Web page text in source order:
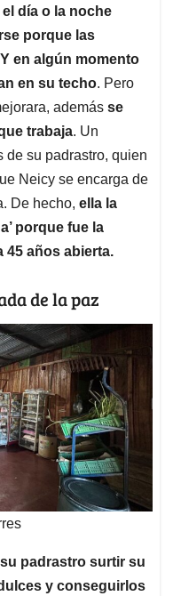
día o la noche
porque las
en algún momento
en su techo. Pero
además se
trabaja. Un
de su padrastro, quien
Neicy se encarga de
De hecho, ella la
porque fue la
45 años abierta.
de la paz
padrastro surtir su
y conseguirlos